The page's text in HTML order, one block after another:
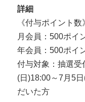
詳細
《付与ポイント数
月会員：500ポイ
年会員：500ポイ
付与対象：抽選受
(日)18:00～7月5
だいた方